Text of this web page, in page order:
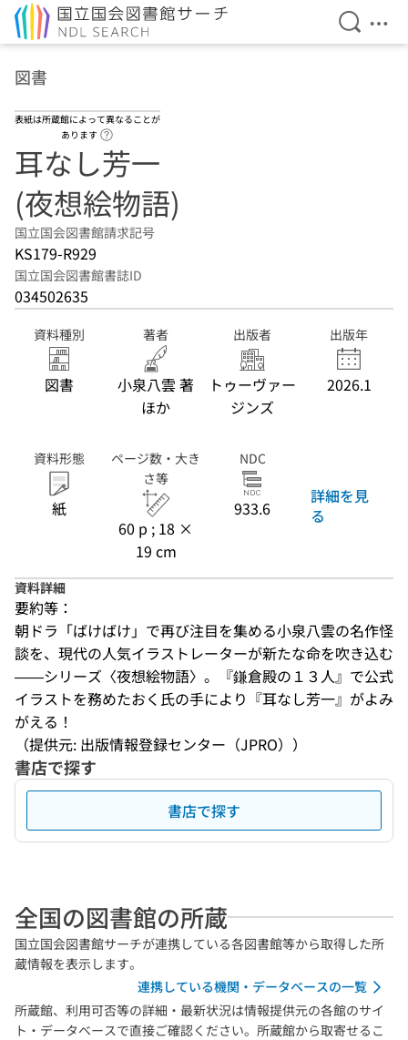
検索を
メ
図書
表紙は所蔵館によって異なることが
あります
耳なし芳一
(夜想絵物語)
国立国会図書館請求記号
KS179-R929
国立国会図書館書誌ID
034502635
資料種別
図書
著者
小泉八雲 著
ほか
出版者
トゥーヴァー
ジンズ
出版年
2026.1
資料形態
紙
ページ数・大き
さ等
60 p ; 18 ×
19 cm
NDC
933.6
詳細を見
る
資料詳細
要約等：
朝ドラ「ばけばけ」で再び注目を集める小泉八雲の名作怪
談を、現代の人気イラストレーターが新たな命を吹き込む
——シリーズ〈夜想絵物語〉。『鎌倉殿の１３人』で公式
イラストを務めたおく氏の手により『耳なし芳一』がよみ
がえる！
（提供元: 出版情報登録センター（JPRO））
書店で探す
書店で探す
全国の図書館の所蔵
国立国会図書館サーチが連携している各図書館等から取得した所
蔵情報を表示します。
連携している機関・データベースの一覧
所蔵館、利用可否等の詳細・最新状況は情報提供元の各館のサイ
ト・データベースで直接ご確認ください。所蔵館から取寄せるこ